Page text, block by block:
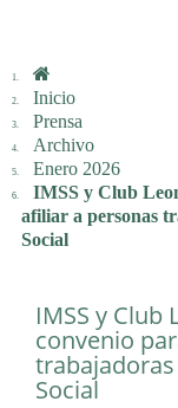
Inicio
Prensa
Archivo
Enero 2026
IMSS y Club
afiliar a personas
Social
IMSS y Club
convenio
Social